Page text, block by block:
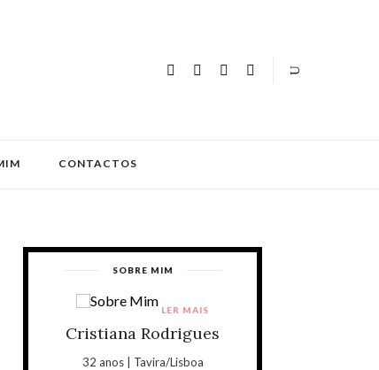
CONTACTOS
SOBRE MIM
Cristiana Rodrigues
32 anos | Tavira/Lisboa
LER MAIS